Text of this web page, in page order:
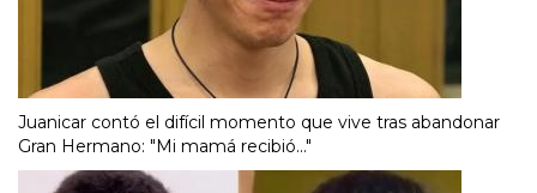
Juanicar contó el difícil momento que vive tras abandonar
Gran Hermano: "Mi mamá recibió..."